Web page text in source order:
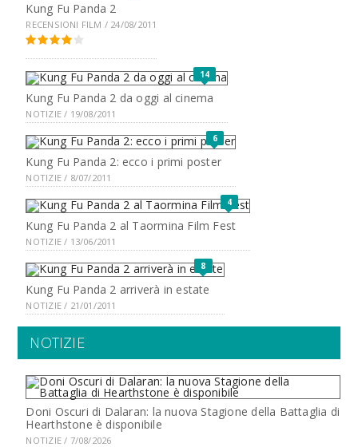
Kung Fu Panda 2
RECENSIONI FILM / 24/08/2011
14
Kung Fu Panda 2 da oggi al cinema
NOTIZIE / 19/08/2011
6
Kung Fu Panda 2: ecco i primi poster
NOTIZIE / 8/07/2011
4
Kung Fu Panda 2 al Taormina Film Fest
NOTIZIE / 13/06/2011
8
Kung Fu Panda 2 arriverà in estate
NOTIZIE / 21/01/2011
NOTIZIE
Doni Oscuri di Dalaran: la nuova Stagione della Battaglia di
Hearthstone è disponibile
NOTIZIE / 7/08/2026